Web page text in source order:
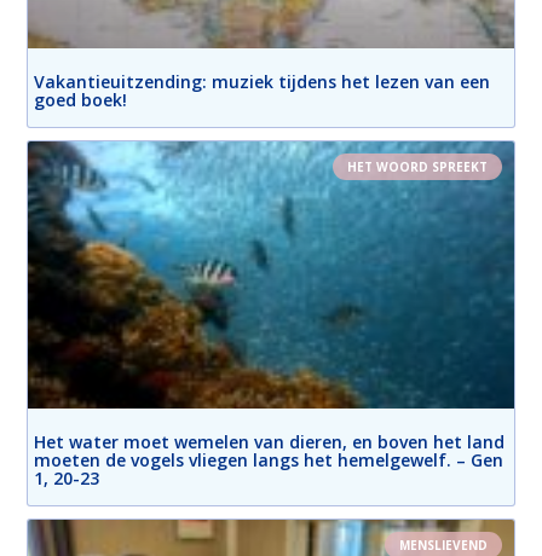
Vakantieuitzending: muziek tijdens het lezen van een
goed boek!
HET WOORD SPREEKT
Het water moet wemelen van dieren, en boven het land
moeten de vogels vliegen langs het hemelgewelf. – Gen
1, 20-23
MENSLIEVEND